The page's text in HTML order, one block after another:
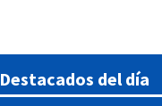
Destacados del día